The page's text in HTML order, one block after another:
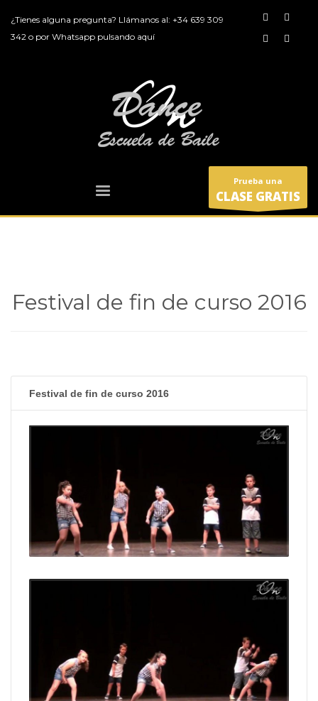
¿Tienes alguna pregunta? Llámanos al: +34 639 309
342 o por Whatsapp pulsando aquí
Prueba una
CLASE GRATIS
Festival de fin de curso 2016
Festival de fin de curso 2016